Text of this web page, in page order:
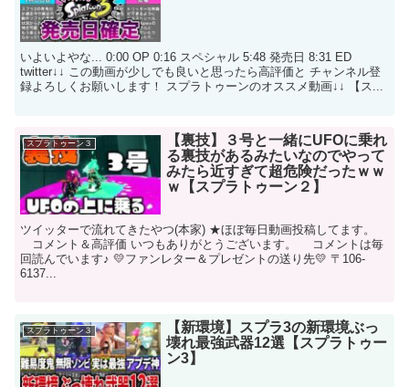
いよいよやな... 0:00 OP 0:16 スペシャル 5:48 発売日 8:31 ED
twitter↓↓ この動画が少しでも良いと思ったら高評価と チャンネル登
録よろしくお願いします！ スプラトゥーンのオススメ動画↓↓ 【ス...
スプラトゥーン３
【裏技】３号と一緒にUFOに乗れ
る裏技があるみたいなのでやって
みたら近すぎて超危険だったｗｗ
ｗ【スプラトゥーン２】
ツイッターで流れてきたやつ(本家) ★ほぼ毎日動画投稿してます。
コメント＆高評価 いつもありがとうございます。 コメントは毎
回読んでいます♪ 💛ファンレター＆プレゼントの送り先💛 〒106-
6137...
スプラトゥーン３
【新環境】スプラ3の新環境ぶっ
壊れ最強武器12選【スプラトゥー
ン3】